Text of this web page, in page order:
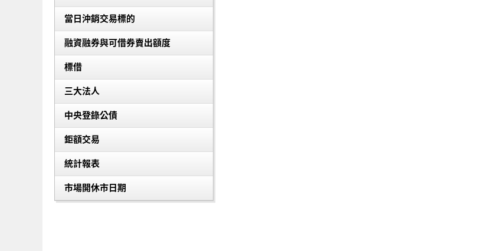
當日沖銷交易標的
融資融券與可借券賣出額度
標借
三大法人
中央登錄公債
鉅額交易
統計報表
市場開休市日期